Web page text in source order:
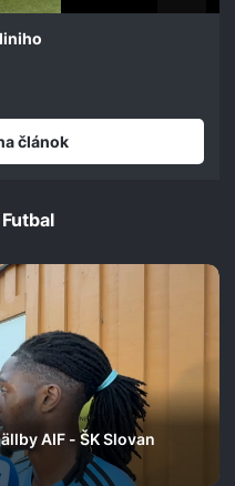
článok
AIF - ŠK Slovan